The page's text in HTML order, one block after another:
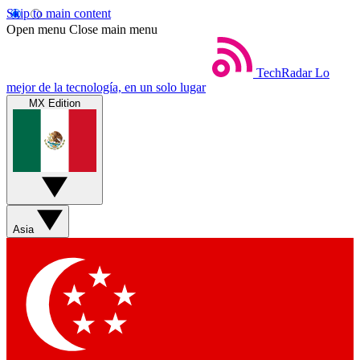
Skip to main content
Open menu Close main menu
TechRadar Lo
mejor de la tecnología, en un solo lugar
MX Edition
Asia